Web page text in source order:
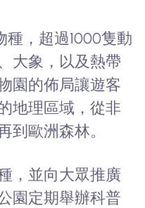
，超過1000隻動
大象，以及熱帶
園的佈局讓遊客
地理區域，從非
到歐洲森林。
，並向大眾推廣
園定期舉辦科普